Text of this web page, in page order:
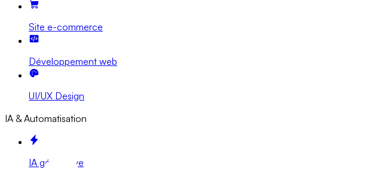
Site e-commerce
Développement web
UI/UX Design
IA & Automatisation
IA générative